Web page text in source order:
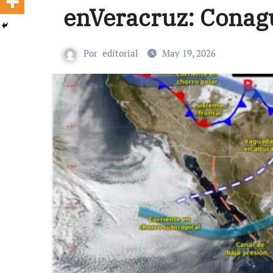
enVeracruz:
Por editorial May 19, 2026